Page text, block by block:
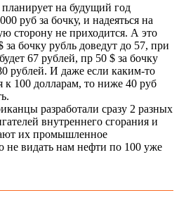
на будущий год
руб за бочку, и надеяться на
сторону не приходится. А это
за бочку рубль доведут до 57, при
67 рублей, пр 50 $ за бочку
рублей. И даже если каким-то
к 100 долларам, то ниже 40 руб
разработали сразу 2 разных
внутреннего сгорания и
их промышленное
не видать нам нефти по 100 уже